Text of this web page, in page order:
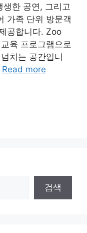
한 공연, 그리고
가족 단위 방문객
공합니다. Zoo
육 프로그램으로
치는 공간입니
Read more
검색